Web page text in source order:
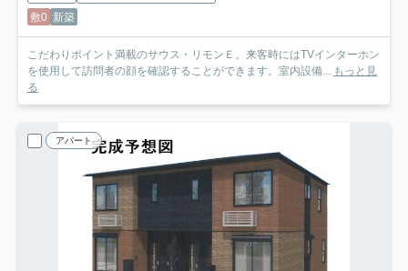
敷0 新築
こだわりポイント満載のサウス・リモンＥ。来客時にはTVインターホン
を使用して訪問者の顔を確認することができます。室内設備... もっと見
る
アパート